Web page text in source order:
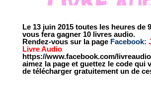
Le 13 juin 2015 toutes les heures de
vous fera gagner 10 livres audio.
Rendez-vous sur la page Facebook:
Livre Audio
https://www.facebook.com/
aimez la page et guettez le code qui
de télécharger gratuitement un de